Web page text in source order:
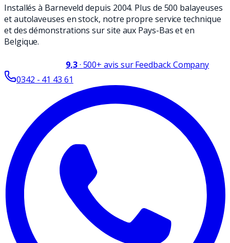
Installés à Barneveld depuis 2004. Plus de 500 balayeuses
et autolaveuses en stock, notre propre service technique
et des démonstrations sur site aux Pays-Bas et en
Belgique.
9,3· 500+ avis sur Feedback Company
0342 - 41 43 61